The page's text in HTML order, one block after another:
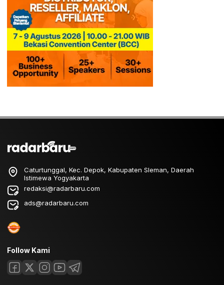
Caturtunggal, Kec. Depok, Kabupaten Sleman, Daerah
Istimewa Yogyakarta
redaksi@radarbaru.com
ads@radarbaru.com
Follow Kami